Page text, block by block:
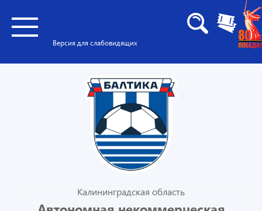
Версия для слабовидящих
Калининградская область